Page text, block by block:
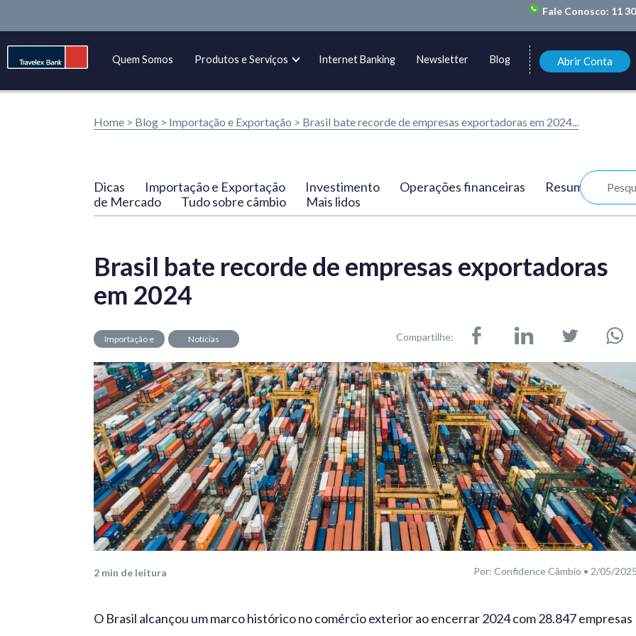
Fale Conosco: 11
Quem Somos Produtos e Serviços Internet Banking Newsletter Blog Abrir Conta
Home > Blog > Importação e Exportação > Brasil bate recorde de empresas exportadoras em 2024...
Dicas Importação e Exportação Investimento Operações financeiras
Resumo
de Mercado
Tudo sobre câmbio Mais lidos
Brasil bate recorde de empresas exportadoras
em 2024
Importação e
Notícias Compartilhe:
2 min de leitura Por: Confidence Câmbio • 2/05/
O Brasil alcançou um marco histórico no comércio exterior ao encerrar 2024 com 28.847 empresas